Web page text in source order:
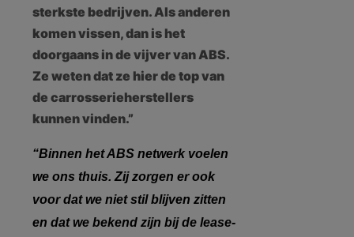
sterkste bedrijven. Als anderen
komen vissen, dan is het
doorgaans in de vijver van ABS.
Ze weten dat ze hier de top van
de carrosserieherstellers
kunnen vinden.”
“Binnen het ABS netwerk voelen
we ons thuis. Zij zorgen er ook
voor dat we niet stil blijven zitten
en dat we bekend zijn bij de lease-